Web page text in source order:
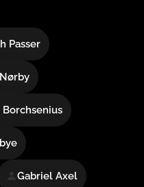
Passer
Borchsenius
Gabriel Axel